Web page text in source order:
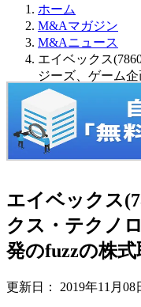
ホーム
M&Aマガジン
M&Aニュース
エイベックス
ジーズ、ゲーム
エイベックス
クス・テクノ
発のfuzzの株
更新日： 2019年11月08